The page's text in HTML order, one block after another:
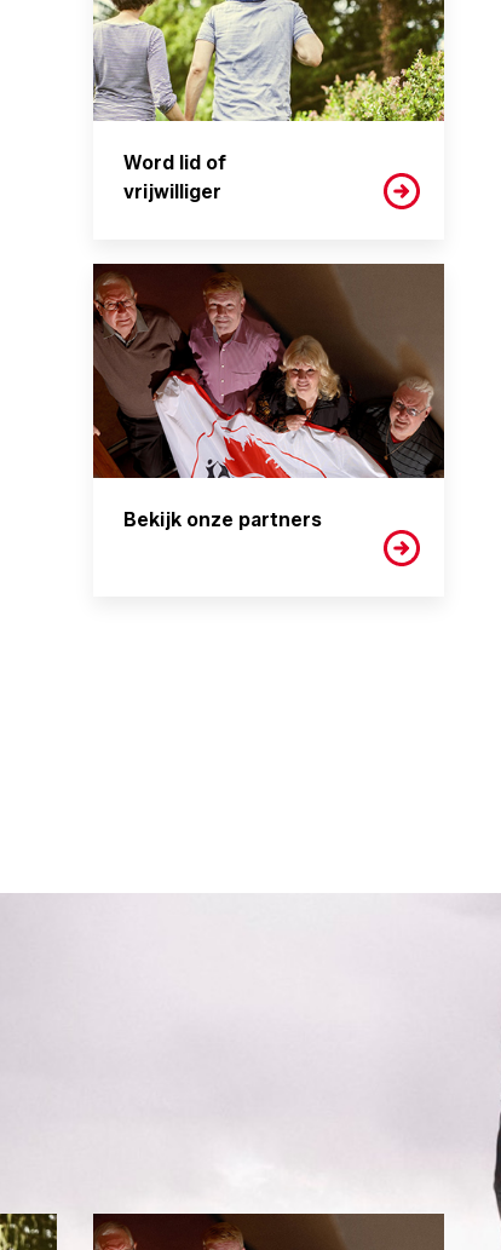
Word lid of
vrijwilliger
Bekijk onze partners